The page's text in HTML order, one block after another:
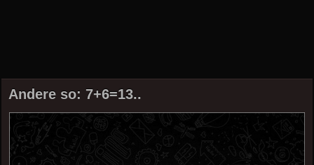
Andere so: 7+6=13..